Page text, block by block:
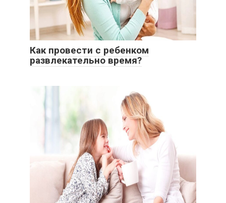
Как провести с ребенком
развлекательно время?